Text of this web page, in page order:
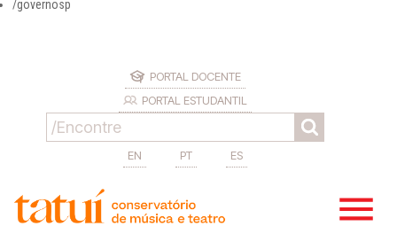
/governosp
PORTAL DOCENTE
PORTAL ESTUDANTIL
EN PT ES